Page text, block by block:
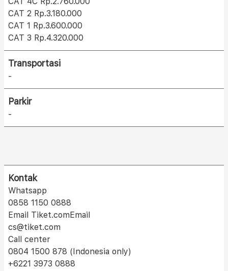
CAT 2 Rp.3.180.000
CAT 1 Rp.3.600.000
CAT 3 Rp.4.320.000
Transportasi
-
Parkir
-
Kontak
Whatsapp
0858 1150 0888
Email Tiket.comEmail
cs@tiket.com
Call center
0804 1500 878 (Indonesia only)
+6221 3973 0888